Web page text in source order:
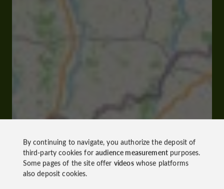
By continuing to navigate, you authorize the deposit of
third-party cookies foraudience measurementpurposes.
Some pages of the site offer videoswhose platforms
also deposit cookies.